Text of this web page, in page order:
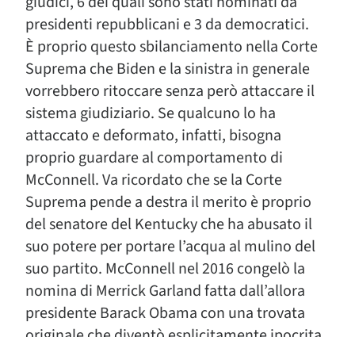
presidenti repubblicani e 3 da democratici.
È proprio questo sbilanciamento nella Corte
Suprema che Biden e la sinistra in generale
vorrebbero ritoccare senza però attaccare il
sistema giudiziario. Se qualcuno lo ha
attaccato e deformato, infatti, bisogna
proprio guardare al comportamento di
McConnell. Va ricordato che se la Corte
Suprema pende a destra il merito è proprio
del senatore del Kentucky che ha abusato il
suo potere per portare l’acqua al mulino del
suo partito. McConnell nel 2016 congelò la
nomina di Merrick Garland fatta dall’allora
presidente Barack Obama con una trovata